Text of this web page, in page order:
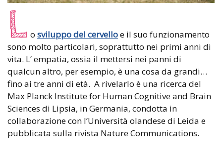
L o sviluppo del cervelloe il suo funzionamento
sono molto particolari, soprattutto nei primi anni di
vita. L’ empatia, ossia il mettersi nei panni di
qualcun altro, per esempio, è una cosa da grandi…
fino ai tre anni di età. A rivelarlo è una ricerca del
Max Planck Institute for Human Cognitive and Brain
Sciences di Lipsia, in Germania, condotta in
collaborazione con l’Università olandese di Leida e
pubblicata sulla rivista Nature Communications.